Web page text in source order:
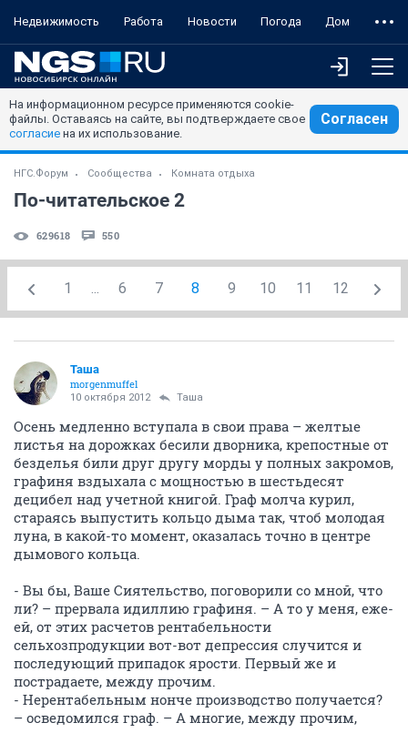
Недвижимость Работа Новости Погода Дом
На информационном ресурсе применяются cookie-
файлы. Оставаясь на сайте, вы подтверждаете свое
согласие на их использование.
Согласен
НГС.Форум Сообщества Комната отдыха
По-читательское 2
629618 550
1 ... 6 7 8 9 10 11 12
Таша
morgenmuffel
10 октября 2012 Таша
Осень медленно вступала в свои права – желтые
листья на дорожках бесили дворника, крепостные от
безделья били друг другу морды у полных закромов,
графиня вздыхала с мощностью в шестьдесят
децибел над учетной книгой. Граф молча курил,
стараясь выпустить кольцо дыма так, чтоб молодая
луна, в какой-то момент, оказалась точно в центре
дымового кольца.
- Вы бы, Ваше Сиятельство, поговорили со мной, что
ли? – прервала идиллию графиня. – А то у меня, еже-
ей, от этих расчетов рентабельности
сельхозпродукции вот-вот депрессия случится и
последующий припадок ярости. Первый же и
пострадаете, между прочим.
- Нерентабельным нонче производство получается?
– осведомился граф. – А многие, между прочим,